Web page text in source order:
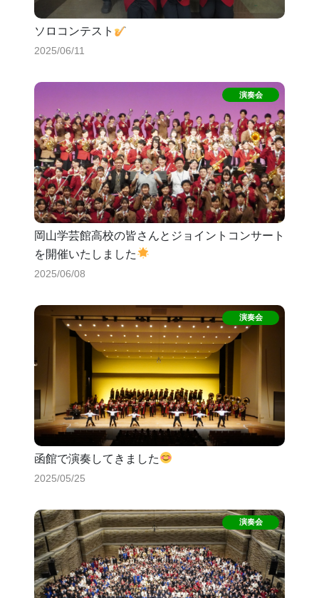
ソロコンテスト
2025/06/11
岡山学芸館高校の皆さんとジョイントコンサート
を開催いたしました
2025/06/08
函館で演奏してきました
2025/05/25